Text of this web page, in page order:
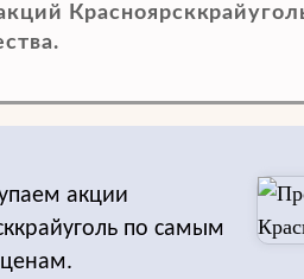
акции
по самым